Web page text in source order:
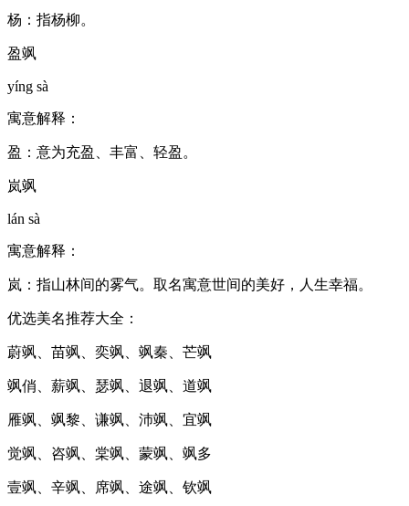
杨：指杨柳。
盈飒
yíng sà
寓意解释：
盈：意为充盈、丰富、轻盈。
岚飒
lán sà
寓意解释：
岚：指山林间的雾气。取名寓意世间的美好，人生幸福。
优选美名推荐大全：
蔚飒、苗飒、奕飒、飒秦、芒飒
飒俏、薪飒、瑟飒、退飒、道飒
雁飒、飒黎、谦飒、沛飒、宜飒
觉飒、咨飒、棠飒、蒙飒、飒多
壹飒、辛飒、席飒、途飒、钦飒